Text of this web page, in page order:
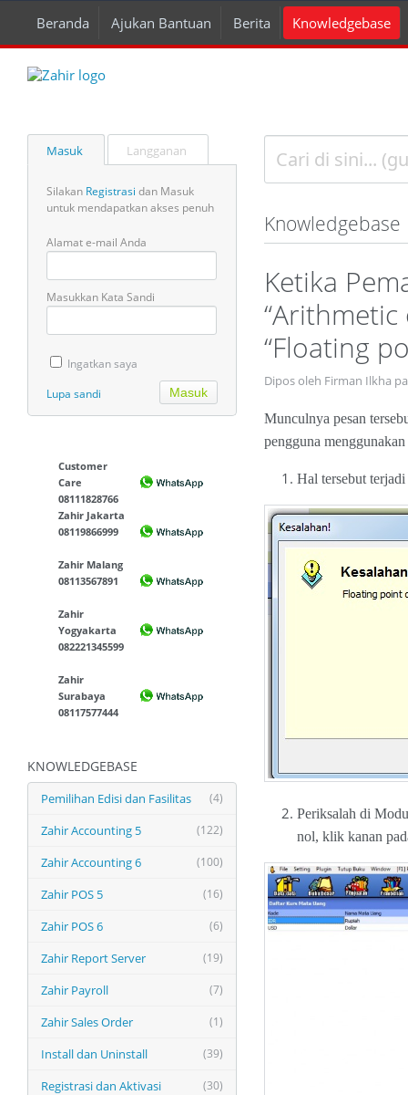
Beranda Ajukan Bantuan Berita Knowledgebase
Masuk Langganan
Silakan Registrasi dan Masuk
untuk mendapatkan akses penuh
Alamat e-mail Anda
Masukkan Kata Sandi
Ingatkan saya
Lupa sandi
Customer
Care
08111828766
Zahir Jakarta
08119866999
Zahir Malang
08113567891
Zahir
Yogyakarta
082221345599
Zahir
Surabaya
08117577444
KNOWLEDGEBASE
(4)
Pemilihan Edisi dan Fasilitas
(122)
Zahir Accounting 5
(100)
Zahir Accounting 6
(16)
Zahir POS 5
(6)
Zahir POS 6
(19)
Zahir Report Server
(7)
Zahir Payroll
(1)
Zahir Sales Order
(39)
Install dan Uninstall
(30)
Registrasi dan Aktivasi
Knowledgebase
Ketika
“Floating
Dipos oleh Firman Ilkha
Munculnya pesan
pengguna
Hal tersebut
Periksalah di
nol, klik kanan